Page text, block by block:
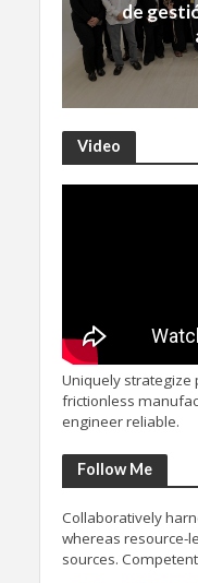
de
Video
Uniquely
frictionless
engineer reliable.
Follow Me
Collaboratively
whereas resource-
sources.